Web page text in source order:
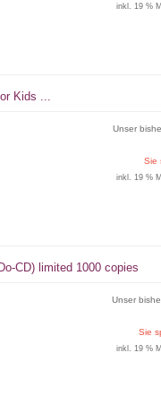
inkl. 19 %
Kids ...
Unser
Sie
inkl. 19 %
CD) limited 1000 copies
Unser
Sie
inkl. 19 %